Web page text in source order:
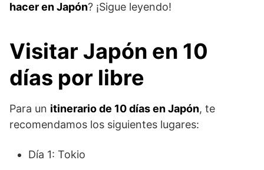
hacer en Japón? ¡Sigue leyendo!
Visitar Japón en 10
días por libre
Para un itinerario de 10 días en Japón, te
recomendamos los siguientes lugares:
Día 1: Tokio